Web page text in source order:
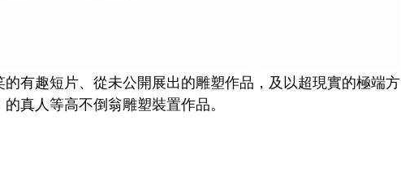
有趣短片、從未公開展出的雕塑作品，及以超現實的極端方
真人等高不倒翁雕塑裝置作品。